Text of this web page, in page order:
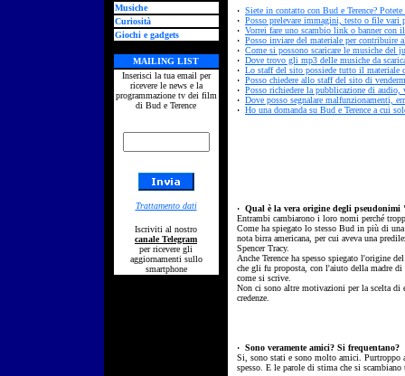
Musiche
Curiosità
Giochi e gadgets
MAILING LIST
Inserisci la tua email per
ricevere le news e la
programmazione tv dei film
di Bud e Terence
Trattamento dati
Iscriviti al nostro
canale Telegram
per ricevere gli
aggiornamenti sullo
smartphone
· Siete in contatto con Bud e Terence?
· Posso prelevare immagini, testo o file vari
· Vorrei fare uno scambio link o banner con
· Posso inviare del materiale per contribuire
· Come si possono scaricare le musiche del
· Dove trovo gli mp3 delle musiche da
· Lo staff del sito possiede tutto il materiale
· Posso chiedere allo staff del sito di
· Posso richiedere la pubblicazione di
· Dove posso segnalare malfunzionamenti,
· Ho una domanda su Bud e Terence a cui
· Qual è la vera origine degli
Entrambi cambiarono i loro nomi perché
Come ha spiegato lo stesso Bud in più di
nota birra americana, per cui aveva una
Spencer Tracy.
Anche Terence ha spesso spiegato l'origine
che gli fu proposta, con l'aiuto della madre
come si scrive.
Non ci sono altre motivazioni per la scelta
credenze.
· Sono veramente amici? Si frequentano?
Si, sono stati e sono molto amici. Purtroppo
spesso. E le parole di stima che si